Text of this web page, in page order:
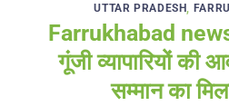
UTTAR PRADESH,
Farrukhabad
गूंजी व्यापारियों की
सम्मान का